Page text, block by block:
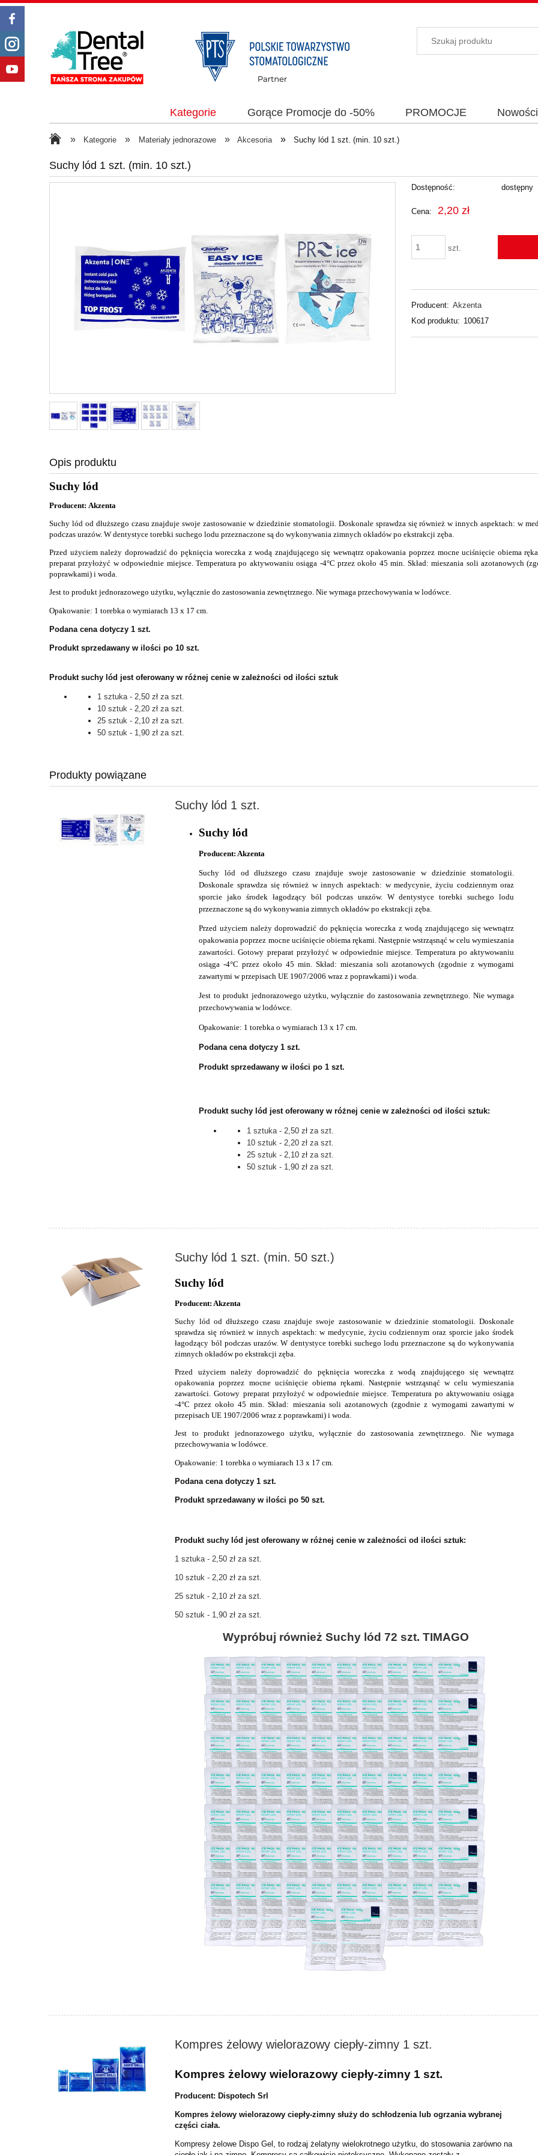
Kategorie Gorące Promocje do -50% PROMOCJE Nowości
» Kategorie » Materiały jednorazowe » Akcesoria » Suchy lód 1 szt. (min. 10 szt.)
Suchy lód 1 szt. (min. 10 szt.)
Dostępność: dostępny
Cena: 2,20 zł
szt.
Producent: Akzenta
Kod produktu: 100617
Opis produktu
Suchy lód
Producent: Akzenta
Suchy lód od dłuższego czasu znajduje swoje zastosowanie w dziedzinie stomatologii. Doskonale sprawdza się również w innych aspektach: w
podczas urazów. W dentystyce torebki suchego lodu przeznaczone są do wykonywania zimnych okładów po ekstrakcji zęba.
Przed użyciem należy doprowadzić do pęknięcia woreczka z wodą znajdującego się wewnątrz opakowania poprzez mocne uciśnięcie obiema
preparat przyłożyć w odpowiednie miejsce. Temperatura po aktywowaniu osiąga -4°C przez około 45 min. Skład: mieszania soli azotanowych
poprawkami) i woda.
Jest to produkt jednorazowego użytku, wyłącznie do zastosowania zewnętrznego. Nie wymaga przechowywania w lodówce.
Opakowanie: 1 torebka o wymiarach 13 x 17 cm.
Podana cena dotyczy 1 szt.
Produkt sprzedawany w ilości po 10 szt.
Produkt suchy lód jest oferowany w różnej cenie w zależności od ilości sztuk
1 sztuka - 2,50 zł za szt.
10 sztuk - 2,20 zł za szt.
25 sztuk - 2,10 zł za szt.
50 sztuk - 1,90 zł za szt.
Produkty powiązane
Suchy lód 1 szt.
Suchy lód
Producent: Akzenta
Suchy lód od dłuższego czasu znajduje swoje zastosowanie w dziedzinie stomatologii.
Doskonale sprawdza się również w innych aspektach: w medycynie, życiu codziennym oraz
sporcie jako środek łagodzący ból podczas urazów. W dentystyce torebki suchego lodu
przeznaczone są do wykonywania zimnych okładów po ekstrakcji zęba.
Przed użyciem należy doprowadzić do pęknięcia woreczka z wodą znajdującego się wewnątrz
opakowania poprzez mocne uciśnięcie obiema rękami. Następnie wstrząsnąć w celu wymieszania
zawartości. Gotowy preparat przyłożyć w odpowiednie miejsce. Temperatura po aktywowaniu
osiąga -4°C przez około 45 min. Skład: mieszania soli azotanowych (zgodnie z wymogami
zawartymi w przepisach UE 1907/2006 wraz z poprawkami) i woda.
Jest to produkt jednorazowego użytku, wyłącznie do zastosowania zewnętrznego. Nie wymaga
przechowywania w lodówce.
Opakowanie: 1 torebka o wymiarach 13 x 17 cm.
Podana cena dotyczy 1 szt.
Produkt sprzedawany w ilości po 1 szt.
Produkt suchy lód jest oferowany w różnej cenie w zależności od ilości sztuk:
1 sztuka - 2,50 zł za szt.
10 sztuk - 2,20 zł za szt.
25 sztuk - 2,10 zł za szt.
50 sztuk - 1,90 zł za szt.
Suchy lód 1 szt. (min. 50 szt.)
Suchy lód
Producent: Akzenta
Suchy lód od dłuższego czasu znajduje swoje zastosowanie w dziedzinie stomatologii. Doskonale
sprawdza się również w innych aspektach: w medycynie, życiu codziennym oraz sporcie jako środek
łagodzący ból podczas urazów. W dentystyce torebki suchego lodu przeznaczone są do wykonywania
zimnych okładów po ekstrakcji zęba.
Przed użyciem należy doprowadzić do pęknięcia woreczka z wodą znajdującego się wewnątrz
opakowania poprzez mocne uciśnięcie obiema rękami. Następnie wstrząsnąć w celu wymieszania
zawartości. Gotowy preparat przyłożyć w odpowiednie miejsce. Temperatura po aktywowaniu osiąga
-4°C przez około 45 min.Skład: mieszania soli azotanowych (zgodnie z wymogami zawartymi w
przepisach UE 1907/2006 wraz z poprawkami) i woda.
Jest to produkt jednorazowego użytku, wyłącznie do zastosowania zewnętrznego. Nie wymaga
przechowywania w lodówce.
Opakowanie: 1 torebka o wymiarach 13 x 17 cm.
Podana cena dotyczy 1 szt.
Produkt sprzedawany w ilości po 50 szt.
Produkt suchy lód jest oferowany w różnej cenie w zależności od ilości sztuk:
1 sztuka - 2,50 zł za szt.
10 sztuk - 2,20 zł za szt.
25 sztuk - 2,10 zł za szt.
50 sztuk - 1,90 zł za szt.
Wypróbuj również Suchy lód 72 szt. TIMAGO
Kompres żelowy wielorazowy ciepły-zimny 1 szt.
Kompres żelowy wielorazowy ciepły-zimny 1 szt.
Producent: Dispotech Srl
Kompres żelowy wielorazowy ciepły-zimny służy do schłodzenia lub ogrzania wybranej
części ciała.
Kompresy żelowe Dispo Gel, to rodzaj żelatyny wielokrotnego użytku, do stosowania zarówno na